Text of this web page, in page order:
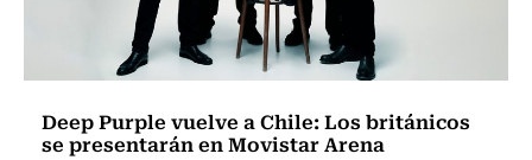
Deep Purple vuelve a Chile: Los británicos
se presentarán en Movistar Arena